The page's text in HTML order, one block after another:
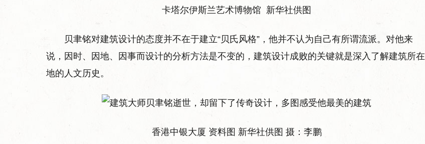
卡塔尔伊斯兰艺术博物馆 新华社供图
贝聿铭对建筑设计的态度并不在于建立“贝氏风格”，他并不认为自己有所谓流派。对他来
说，因时、因地、因事而设计的分析方法是不变的，建筑设计成败的关键就是深入了解建筑所在
地的人文历史。
香港中银大厦 资料图 新华社供图 摄：李鹏